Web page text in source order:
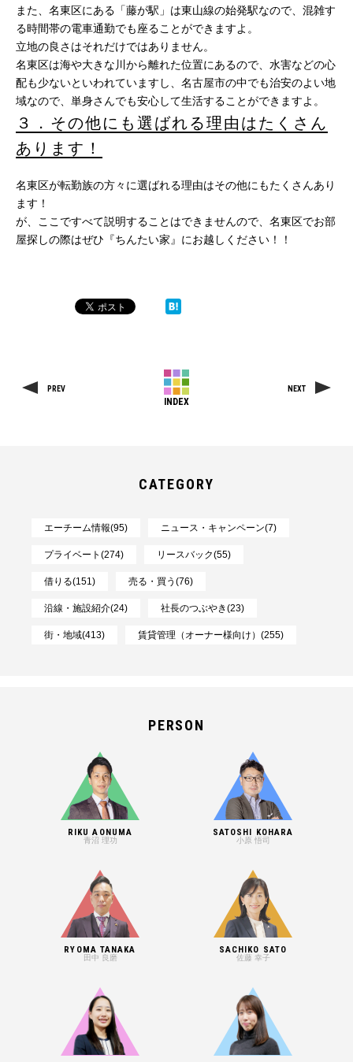
また、名東区にある「藤が駅」は東山線の始発駅なので、混雑す
る時間帯の電車通勤でも座ることができますよ。
立地の良さはそれだけではありません。
名東区は海や大きな川から離れた位置にあるので、水害などの心
配も少ないといわれていますし、名古屋市の中でも治安のよい地
域なので、単身さんでも安心して生活することができますよ。
３．その他にも選ばれる理由はたくさん
あります！
名東区が転勤族の方々に選ばれる理由はその他にもたくさんあり
ます！
が、ここですべて説明することはできませんので、名東区でお部
屋探しの際はぜひ『ちんたい家』にお越しください！！
PREV
INDEX
NEXT
CATEGORY
エーチーム情報(95) ニュース・キャンペーン(7)
プライベート(274) リースバック(55)
借りる(151) 売る・買う(76)
沿線・施設紹介(24) 社長のつぶやき(23)
街・地域(413) 賃貸管理（オーナー様向け）(255)
PERSON
RIKU AONUMA
青沼 理功
SATOSHI KOHARA
小原 悟司
RYOMA TANAKA
田中 良磨
SACHIKO SATO
佐藤 幸子